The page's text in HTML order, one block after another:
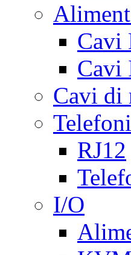
Cavi
Cavi
Cavi di
RJ12
I/O